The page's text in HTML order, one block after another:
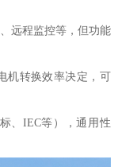
远程监控等，但功能
机转换效率决定，可
、IEC等），通用性